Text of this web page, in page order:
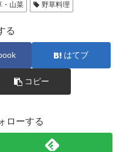
・山菜 野草料理
る
はてブ
コピー
ローする